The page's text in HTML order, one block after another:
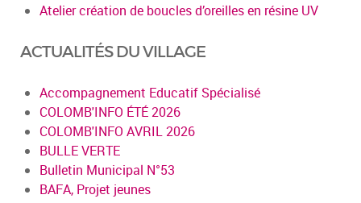
Atelier création de boucles d’oreilles en résine UV
ACTUALITÉS DU VILLAGE
Accompagnement Educatif Spécialisé
COLOMB'INFO ÉTÉ 2026
COLOMB'INFO AVRIL 2026
BULLE VERTE
Bulletin Municipal N°53
BAFA, Projet jeunes